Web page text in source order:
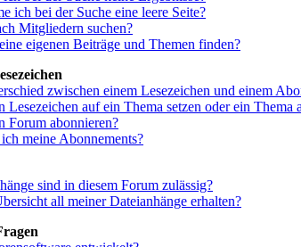
ich bei der Suche eine leere Seite?
Mitgliedern suchen?
eigenen Beiträge und Themen finden?
zwischen einem Lesezeichen und einem
Lesezeichen auf ein Thema setzen oder ein Thema
Forum abonnieren?
meine Abonnements?
sind in diesem Forum zulässig?
all meiner Dateianhänge erhalten?